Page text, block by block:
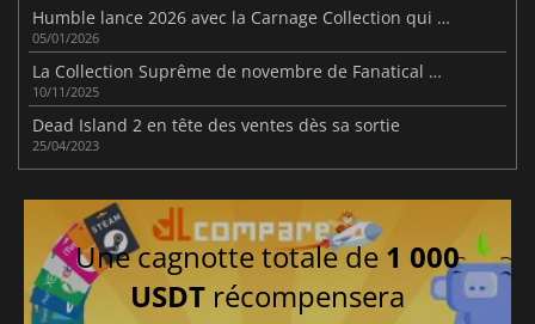
Humble lance 2026 avec la Carnage Collection qui propose 8 jeux intenses
05/01/2026
La Collection Suprême de novembre de Fanatical propose des jeux de grande marque et des économies.
10/11/2025
Dead Island 2 en tête des ventes dès sa sortie
25/04/2023
Une cagnotte totale de 1 000
USDT récompensera